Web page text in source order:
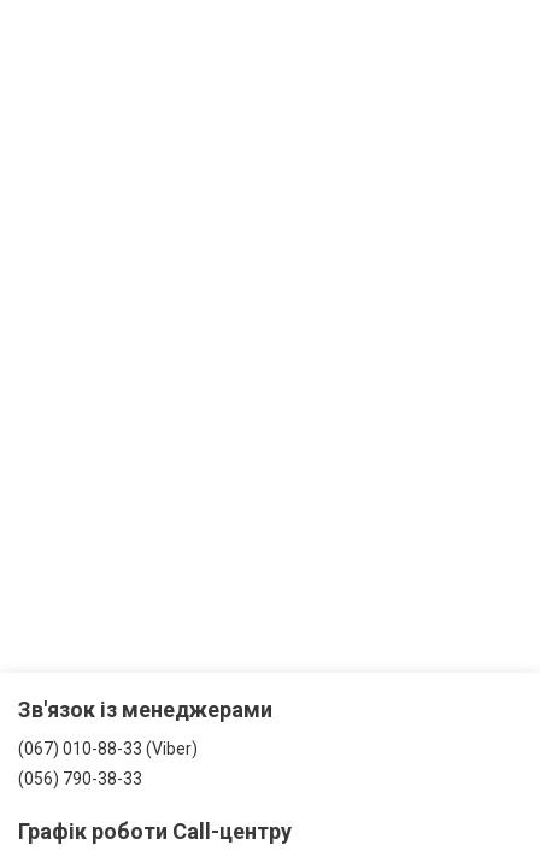
Зв'язок із менеджерами
(067) 010-88-33 (Viber)
(056) 790-38-33
Графік роботи Call-центру